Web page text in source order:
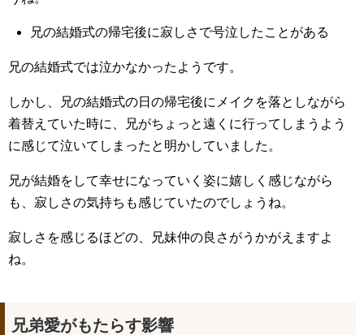
兄の結婚式の帰宅後に寂しさで号泣したことがある
兄の結婚式では泣かなかったようです。
しかし、兄の結婚式の日の帰宅後にメイクを落としながら
着替えていた時に、兄がちょっと遠くに行ってしまうよう
に感じて泣いてしまったと明かしていました。
兄が結婚をして幸せになっていく姿に嬉しく感じながら
も、寂しさの気持ちも感じていたのでしょうね。
寂しさを感じるほどの、兄妹仲の良さがうかがえますよ
ね。
兄弟愛がもたらす影響